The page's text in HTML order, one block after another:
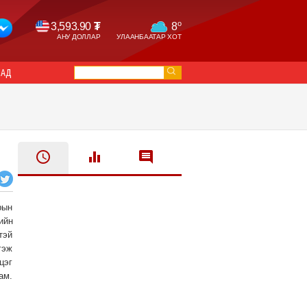
3,593.90 ₮
АНУ ДОЛЛАР
8o
УЛААНБААТАР ХОТ